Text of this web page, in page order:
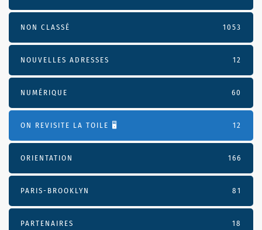
NON CLASSÉ 1053
NOUVELLES ADRESSES 12
NUMÉRIQUE 60
ON REVISITE LA TOILE 🖥️ 12
ORIENTATION 166
PARIS-BROOKLYN 81
PARTENAIRES 18